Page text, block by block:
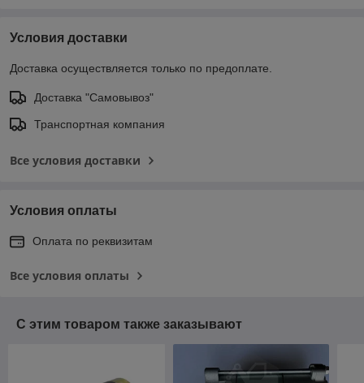
Условия доставки
Доставка осуществляется только по предоплате.
Доставка "Самовывоз"
Транспортная компания
Все условия доставки
Условия оплаты
Оплата по реквизитам
Все условия оплаты
С этим товаром также заказывают